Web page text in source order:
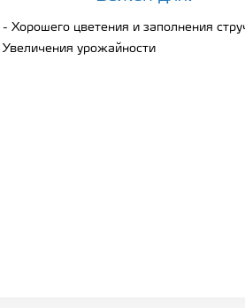
- Хорошего цветения и заполнения
Увеличения урожайности